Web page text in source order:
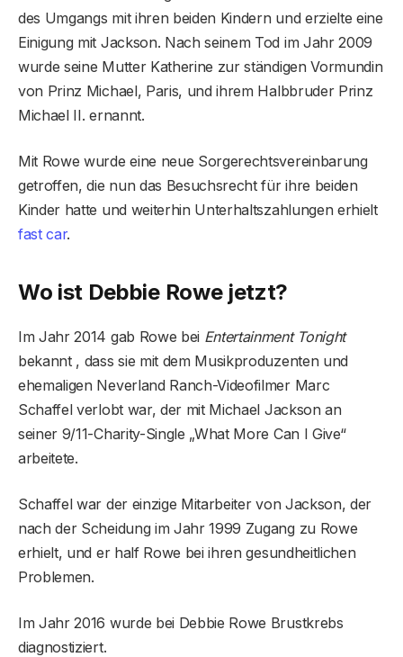
des Umgangs mit ihren beiden Kindern und erzielte eine
Einigung mit Jackson. Nach seinem Tod im Jahr 2009
wurde seine Mutter Katherine zur ständigen Vormundin
von Prinz Michael, Paris, und ihrem Halbbruder Prinz
Michael II. ernannt.
Mit Rowe wurde eine neue Sorgerechtsvereinbarung
getroffen, die nun das Besuchsrecht für ihre beiden
Kinder hatte und weiterhin Unterhaltszahlungen erhielt
fast car.
Wo ist Debbie Rowe jetzt?
Im Jahr 2014 gab Rowe bei Entertainment Tonight
bekannt , dass sie mit dem Musikproduzenten und
ehemaligen Neverland Ranch-Videofilmer Marc
Schaffel verlobt war, der mit Michael Jackson an
seiner 9/11-Charity-Single „What More Can I Give“
arbeitete.
Schaffel war der einzige Mitarbeiter von Jackson, der
nach der Scheidung im Jahr 1999 Zugang zu Rowe
erhielt, und er half Rowe bei ihren gesundheitlichen
Problemen.
Im Jahr 2016 wurde bei Debbie Rowe Brustkrebs
diagnostiziert.